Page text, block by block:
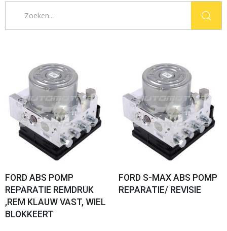
FORD ABS POMP
REPARATIE REMDRUK
,REM KLAUW VAST, WIEL
BLOKKEERT
FORD S-MAX ABS POMP
REPARATIE/ REVISIE